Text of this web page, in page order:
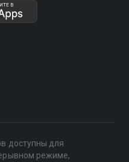
доступны для
режиме,